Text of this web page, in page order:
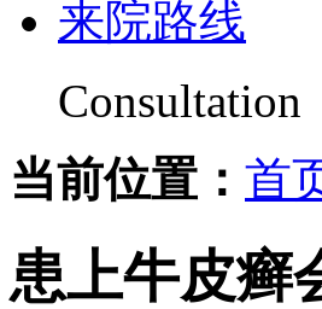
来院路线
Consultation
当前位置： 首
患上牛皮癣